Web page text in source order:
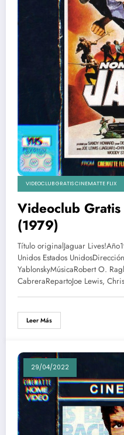
VIDEOCLUB GRATIS CINEMATTE FLIX
Videoclub Gratis
(1979)
Título originalJaguar
Unidos Estados
YablonskyMúsicaRobert O.
CabreraRepartoJoe Lewis,
Leer Más
29/04/2022